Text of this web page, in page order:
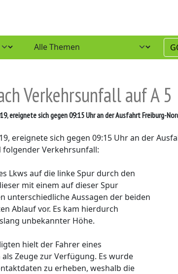
Verkehrsunfall auf A 5
ereignete sich gegen 09:15 Uhr an der Ausfahrt Freiburg-
ereignete sich gegen 09:15 Uhr an der
Verkehrsunfall:
Lkws auf die linke Spur durch den
mit einem auf dieser Spur
unterschiedliche Aussagen der beiden
Ablauf vor. Es kam hierdurch
unbekannter Höhe.
hielt der Fahrer eines
Zeuge zur Verfügung. Es wurde
zu erheben, weshalb die